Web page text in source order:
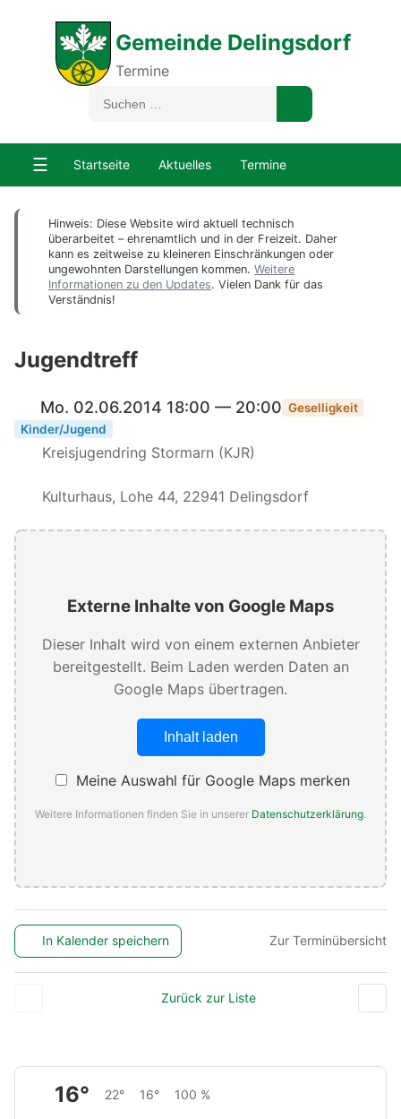
Gemeinde Delingsdorf
Termine
☰ Startseite Aktuelles Termine
Hinweis: Diese Website wird aktuell technisch
überarbeitet – ehrenamtlich und in der Freizeit. Daher
kann es zeitweise zu kleineren Einschränkungen oder
ungewohnten Darstellungen kommen. Weitere
Informationen zu den Updates. Vielen Dank für das
Verständnis!
Jugendtreff
Mo. 02.06.2014 18:00 — 20:00 Geselligkeit
Kinder/Jugend
Kreisjugendring Stormarn (KJR)
Kulturhaus, Lohe 44, 22941 Delingsdorf
Externe Inhalte von Google Maps
Dieser Inhalt wird von einem externen Anbieter
bereitgestellt. Beim Laden werden Daten an
Google Maps übertragen.
Inhalt laden
Meine Auswahl für Google Maps merken
Weitere Informationen finden Sie in unserer Datenschutzerklärung.
In Kalender speichern Zur Terminübersicht
Zurück zur Liste
16° 22° 16° 100 %